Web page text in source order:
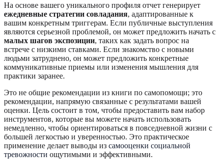
На основе вашего уникального профиля отчет генерирует
ежедневные стратегии совладания, адаптированные к
вашим конкретным триггерам. Если публичные выступления
являются серьезной проблемой, он может предложить начать с
малых шагов экспозиции, таких как задать вопрос на
встрече с низкими ставками. Если знакомство с новыми
людьми затруднено, он может предложить конкретные
коммуникативные приемы или изменения мышления для
практики заранее.
Это не общие рекомендации из книги по самопомощи; это
рекомендации, напрямую связанные с результатами вашей
оценки. Цель состоит в том, чтобы предоставить вам набор
инструментов, которые вы можете начать использовать
немедленно, чтобы ориентироваться в повседневной жизни с
большей легкостью и уверенностью. Это практическое
применение делает выводы из самооценки социальной
тревожности ощутимыми и эффективными.